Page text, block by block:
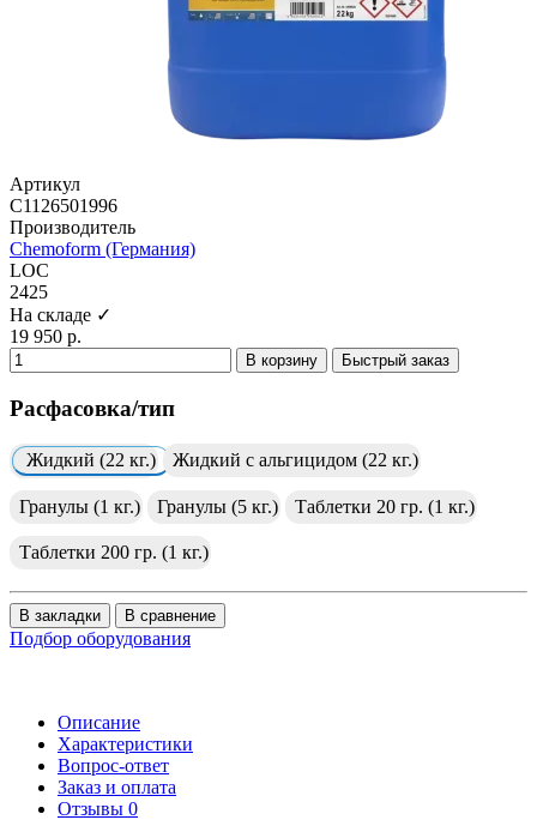
Артикул
C1126501996
Производитель
Chemoform (Германия)
LOC
2425
На складе ✓
19 950 р.
В корзину Быстрый заказ
Расфасовка/тип
Жидкий (22 кг.) Жидкий с альгицидом (22 кг.)
Гранулы (1 кг.) Гранулы (5 кг.) Таблетки 20 гр. (1 кг.)
Таблетки 200 гр. (1 кг.)
В закладки В сравнение
Подбор оборудования
Описание
Характеристики
Вопрос-ответ
Заказ и оплата
Отзывы 0